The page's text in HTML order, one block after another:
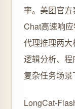
率。美团官
Chat高速响
代理推理两大
逻辑分析、
复杂任务场景
LongCat-